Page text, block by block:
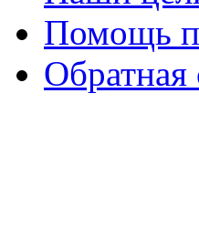
Помощь
Обратная